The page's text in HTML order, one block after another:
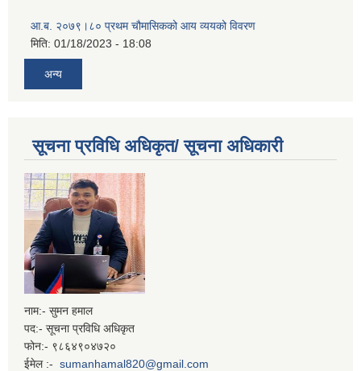
आ.ब. २०७९।८० प्रथम चौमासिकको आय व्ययको विवरण
मिति: 01/18/2023 - 18:08
अन्य
सूचना प्रविधि अधिकृत/ सूचना अधिकारी
नाम:- सुमन हमाल
पद:- सूचना प्रविधि अधिकृत
फोन:- ९८६४९०४७२०
ईमेल :- sumanhamal820@gmail.com